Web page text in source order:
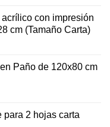
con impresión
cm (Tamaño Carta)
Paño de 120x80 cm
para 2 hojas carta